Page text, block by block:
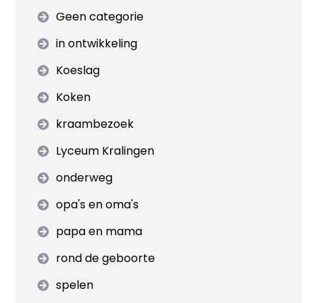
Geen categorie
in ontwikkeling
Koeslag
Koken
kraambezoek
Lyceum Kralingen
onderweg
opa's en oma's
papa en mama
rond de geboorte
spelen